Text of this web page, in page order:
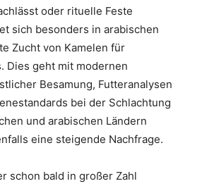
oder rituelle Feste
sich besonders in arabischen
Zucht von Kamelen für
Dies geht mit modernen
Besamung, Futteranalysen
bei der Schlachtung
und arabischen Ländern
eine steigende Nachfrage.
schon bald in großer Zahl